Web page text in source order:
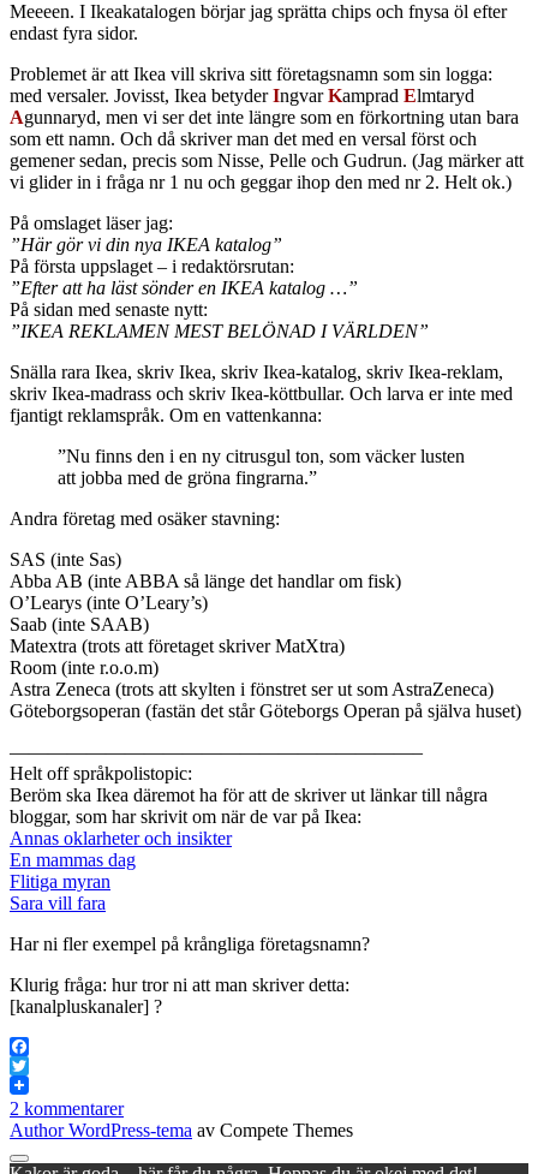
Meeeen. I Ikeakatalogen börjar jag sprätta chips och fnysa öl efter
endast fyra sidor.
Problemet är att Ikea vill skriva sitt företagsnamn som sin logga:
med versaler. Jovisst, Ikea betyderIngvarKamprad Elmtaryd
Agunnaryd, men vi ser det inte längre som en förkortning utan bara
som ett namn. Och då skriver man det med en versal först och
gemener sedan, precis som Nisse, Pelle och Gudrun. (Jag märker att
vi glider in i fråga nr 1 nu och geggar ihop den med nr 2. Helt ok.)
På omslaget läser jag:
”Här gör vi din nya IKEA katalog”
På första uppslaget – i redaktörsrutan:
”Efter att ha läst sönder en IKEA katalog …”
På sidan med senaste nytt:
”IKEA REKLAMEN MEST BELÖNAD I VÄRLDEN”
Snälla rara Ikea, skriv Ikea, skriv Ikea-katalog, skriv Ikea-reklam,
skriv Ikea-madrass och skriv Ikea-köttbullar. Och larva er inte med
fjantigt reklamspråk. Om en vattenkanna:
”Nu finns den i en ny citrusgul ton, som väcker lusten
att jobba med de gröna fingrarna.”
Andra företag med osäker stavning:
SAS (inte Sas)
Abba AB (inte ABBA så länge det handlar om fisk)
O’Learys (inte O’Leary’s)
Saab (inte SAAB)
Matextra (trots att företaget skriver MatXtra)
Room (inte r.o.o.m)
Astra Zeneca (trots att skylten i fönstret ser ut som AstraZeneca)
Göteborgsoperan (fastän det står Göteborgs Operan på själva huset)
—————————————————————–
Helt off språkpolistopic:
Beröm ska Ikea däremot ha för att de skriver ut länkar till några
bloggar, som har skrivit om när de var på Ikea:
Annas oklarheter och insikter
En mammas dag
Flitiga myran
Sara vill fara
Har ni fler exempel på krångliga företagsnamn?
Klurig fråga: hur tror ni att man skriver detta:
[kanalpluskanaler] ?
Facebook
Twitter
2 kommentarer
Author WordPress-tema av Compete Themes
Rulla